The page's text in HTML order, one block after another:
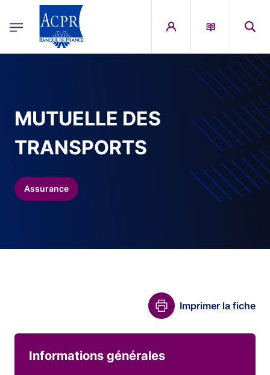
ACPR Menu Principal (French)
MUTUELLE DES
TRANSPORTS
Assurance
Imprimer la fiche
Informations générales